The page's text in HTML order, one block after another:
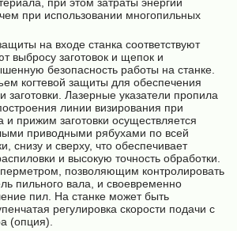
при использовании многопильных
на входе станка соответствуют
выбросу заготовок и щепок и
безопасность работы на станке.
когтевой защиты для обеспечения
заготовки. Лазерные указатели пропила
линии визирования при
и прижим заготовки осуществляется
приводными рябухами по всей
снизу и сверху, что обеспечивает
и высокую точность обработки.
позволяющим контролировать
пильного вала, и своевременно
пил. На станке может быть
регулировка скорости подачи с
(опция).